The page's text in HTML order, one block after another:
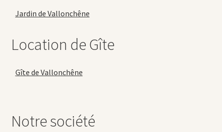
Jardin de Vallonchêne
Location de Gîte
Gîte de Vallonchêne
Notre société